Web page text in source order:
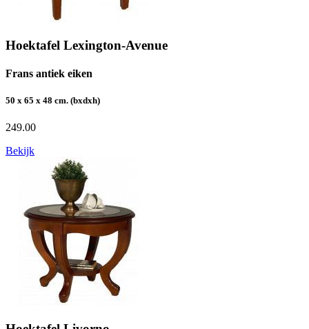
Hoektafel Lexington-Avenue
Frans antiek eiken
50 x 65 x 48 cm. (bxdxh)
249.00
Bekijk